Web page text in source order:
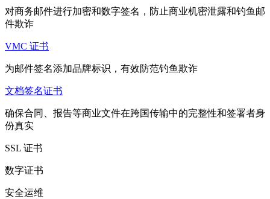
对商务邮件进行加密和数字签名，防止商业机密泄露和钓鱼邮
件欺诈
VMC 证书
为邮件签名添加品牌标识，有效防范钓鱼欺诈
文档签名证书
确保合同、报告等商业文件在跨国传输中的完整性和签署者身
份真实
SSL 证书
数字证书
安全运维